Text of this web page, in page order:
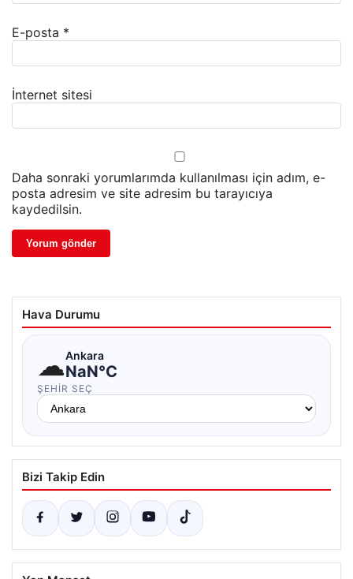
E-posta *
İnternet sitesi
Daha sonraki yorumlarımda kullanılması için adım, e-
posta adresim ve site adresim bu tarayıcıya
kaydedilsin.
Hava Durumu
☁Ankara
NaN°C
ŞEHIR SEÇ
Bizi Takip Edin